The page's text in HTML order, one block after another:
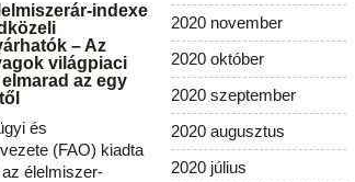
indexe
– Az
világpiaci
az egy
és
(FAO) kiadta
élelmiszer-
2020 november
2020 október
2020 szeptember
2020 augusztus
2020 július